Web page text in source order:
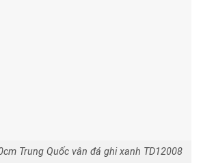
Trung Quốc vân đá ghi xanh TD12008